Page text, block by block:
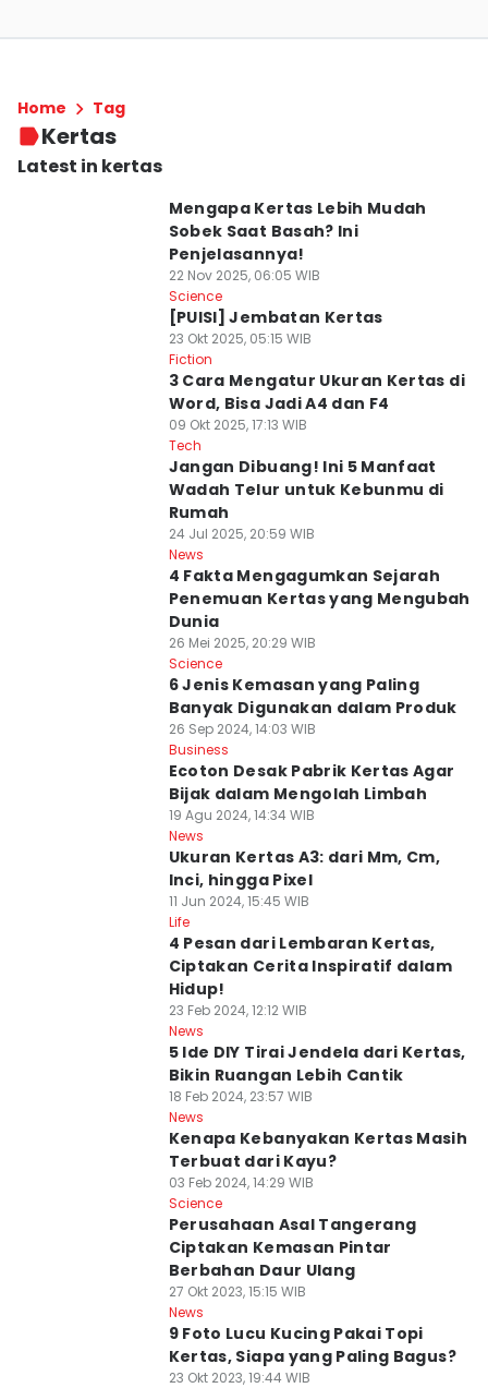
Home Tag
Kertas
Latest in kertas
Mengapa Kertas Lebih Mudah
Sobek Saat Basah? Ini
Penjelasannya!
22 Nov 2025, 06:05 WIB
Science
[PUISI] Jembatan Kertas
23 Okt 2025, 05:15 WIB
Fiction
3 Cara Mengatur Ukuran Kertas di
Word, Bisa Jadi A4 dan F4
09 Okt 2025, 17:13 WIB
Tech
Jangan Dibuang! Ini 5 Manfaat
Wadah Telur untuk Kebunmu di
Rumah
24 Jul 2025, 20:59 WIB
News
4 Fakta Mengagumkan Sejarah
Penemuan Kertas yang Mengubah
Dunia
26 Mei 2025, 20:29 WIB
Science
6 Jenis Kemasan yang Paling
Banyak Digunakan dalam Produk
26 Sep 2024, 14:03 WIB
Business
Ecoton Desak Pabrik Kertas Agar
Bijak dalam Mengolah Limbah
19 Agu 2024, 14:34 WIB
News
Ukuran Kertas A3: dari Mm, Cm,
Inci, hingga Pixel
11 Jun 2024, 15:45 WIB
Life
4 Pesan dari Lembaran Kertas,
Ciptakan Cerita Inspiratif dalam
Hidup!
23 Feb 2024, 12:12 WIB
News
5 Ide DIY Tirai Jendela dari Kertas,
Bikin Ruangan Lebih Cantik
18 Feb 2024, 23:57 WIB
News
Kenapa Kebanyakan Kertas Masih
Terbuat dari Kayu?
03 Feb 2024, 14:29 WIB
Science
Perusahaan Asal Tangerang
Ciptakan Kemasan Pintar
Berbahan Daur Ulang
27 Okt 2023, 15:15 WIB
News
9 Foto Lucu Kucing Pakai Topi
Kertas, Siapa yang Paling Bagus?
23 Okt 2023, 19:44 WIB